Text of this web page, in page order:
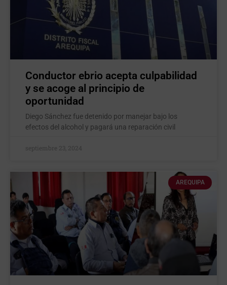
Conductor ebrio acepta culpabilidad
y se acoge al principio de
oportunidad
Diego Sánchez fue detenido por manejar bajo los
efectos del alcohol y pagará una reparación civil
septiembre 23, 2024
AREQUIPA